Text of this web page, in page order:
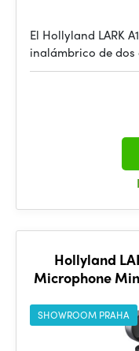
El Hollyland LARK
inalámbrico de
Hollyland
Microphone
SHOWROOM PRAHA